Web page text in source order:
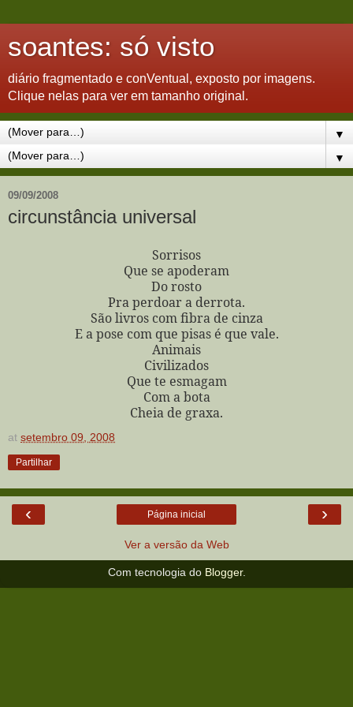
soantes: só visto
diário fragmentado e conVentual, exposto por imagens.
Clique nelas para ver em tamanho original.
▼
▼
09/09/2008
circunstância universal
Sorrisos
Que se apoderam
Do rosto
Pra perdoar a derrota.
São livros com fibra de cinza
E a pose com que pisas é que vale.
Animais
Civilizados
Que te esmagam
Com a bota
Cheia de graxa.
at setembro 09, 2008
Partilhar
‹ ›
Página inicial
Ver a versão da Web
Com tecnologia do Blogger.